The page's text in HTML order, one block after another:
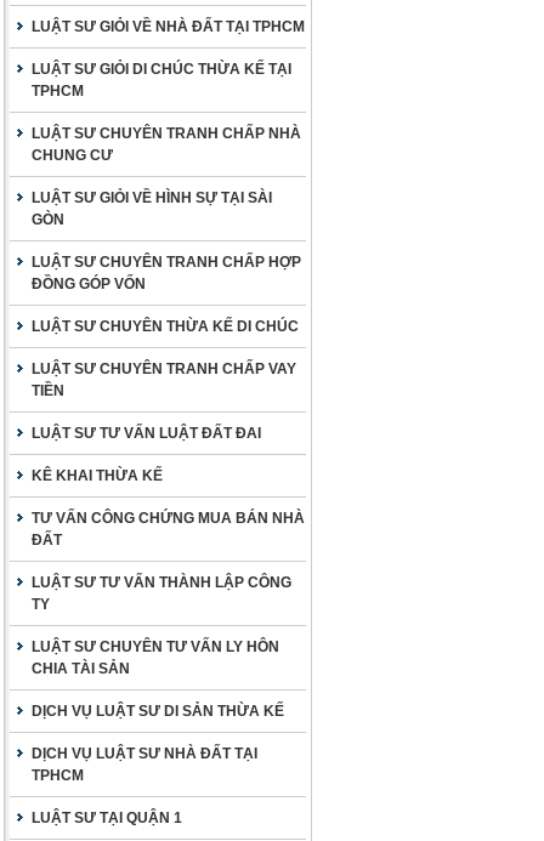
LUẬT SƯ GIỎI VỀ NHÀ ĐẤT TẠI TPHCM
LUẬT SƯ GIỎI DI CHÚC THỪA KẾ TẠI
TPHCM
LUẬT SƯ CHUYÊN TRANH CHẤP NHÀ
CHUNG CƯ
LUẬT SƯ GIỎI VỀ HÌNH SỰ TẠI SÀI
GÒN
LUẬT SƯ CHUYÊN TRANH CHẤP HỢP
ĐỒNG GÓP VỐN
LUẬT SƯ CHUYÊN THỪA KẾ DI CHÚC
LUẬT SƯ CHUYÊN TRANH CHẤP VAY
TIỀN
LUẬT SƯ TƯ VẤN LUẬT ĐẤT ĐAI
KÊ KHAI THỪA KẾ
TƯ VẤN CÔNG CHỨNG MUA BÁN NHÀ
ĐẤT
LUẬT SƯ TƯ VẤN THÀNH LẬP CÔNG
TY
LUẬT SƯ CHUYÊN TƯ VẤN LY HÔN
CHIA TÀI SẢN
DỊCH VỤ LUẬT SƯ DI SẢN THỪA KẾ
DỊCH VỤ LUẬT SƯ NHÀ ĐẤT TẠI
TPHCM
LUẬT SƯ TẠI QUẬN 1